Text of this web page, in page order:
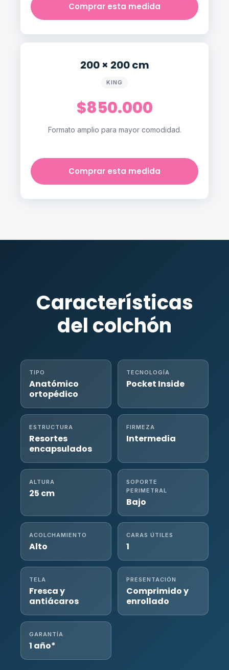
Comprar esta medida
200 × 200 cm
KING
$850.000
Formato amplio para mayor comodidad.
Comprar esta medida
Características
del colchón
TIPO
Anatómico
ortopédico
TECNOLOGÍA
Pocket Inside
ESTRUCTURA
Resortes
encapsulados
FIRMEZA
Intermedia
ALTURA
25 cm
SOPORTE
PERIMETRAL
Bajo
ACOLCHAMIENTO
Alto
CARAS ÚTILES
1
TELA
Fresca y
antiácaros
PRESENTACIÓN
Comprimido y
enrollado
GARANTÍA
1 año*